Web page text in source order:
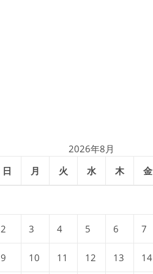
2026年8月
日
月 火 水 木 金
2 3 4 5 6 7
9 10 11 12 13 14